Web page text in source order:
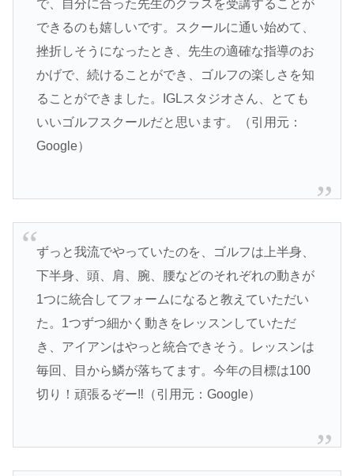
で、自分に合った先生のクラスを受講することが
できるのも嬉しいです。スクールに通い始めて、
挫折しそうになったとき、先生の適確な指導のお
かげで、続けることができ、ゴルフの楽しさを知
ることができました。IGLスタジオさん、とても
いいゴルフスクールだと思います。（引用元：
Google）
ずっと我流でやっていたのを、ゴルフは上半身、
下半身、頭、肩、腕、腰などのそれぞれの動きが
1つに統合してフォームになると教えていただい
た。1つずつ細かく動きをレッスンしていただ
き、アイアンはやっと統合できそう。レッスンは
毎回、目から鱗が落ちてます。今年の目標は100
切り！頑張るぞー‼︎（引用元：Google）